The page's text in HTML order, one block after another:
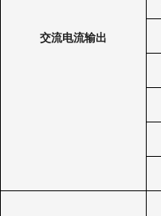
交流电流输出